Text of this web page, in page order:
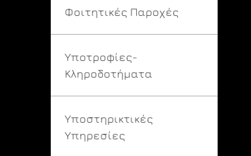
Φοιτητικές Παροχές
Υποτροφίες-
Κληροδοτήματα
Υποστηρικτικές
Υπηρεσίες